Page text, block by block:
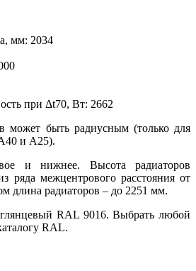
мм: 2034
при Δt70, Вт: 2662
может быть радиусным (только для
и А25).
и нижнее. Высота радиаторов
ряда межцентрового расстояния от
длина радиаторов – до 2251 мм.
RAL 9016. Выбрать любой
RAL.